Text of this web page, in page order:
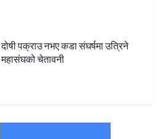
दोषी पक्राउ नभए कडा संघर्षमा उत्रिने
महासंघको चेतावनी